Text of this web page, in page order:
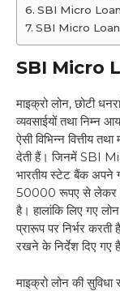
SBI Micro
SBI Micro
SBI Micro
माइक्रो लोन, छोटी
व्यवसाईयों तथा निम्न
ऐसी विभिन्न वित्तीय
देती हैं। जिनमें SBI
भारतीय स्टेट बैंक अपने
50000 रूपए से लेकर
है। हालांकि लिए गए
प्रारूप पर निर्भर
रखने के निर्देश दिए गए
माइक्रो लोन की